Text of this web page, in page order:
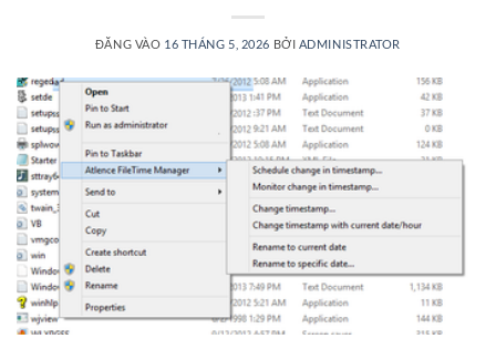
ĐĂNG VÀO 16 THÁNG 5, 2026 BỞI ADMINISTRATOR